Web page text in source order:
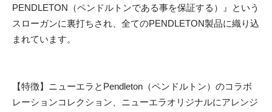
PENDLETON（ペンドルトンである事を保証する）』という
スローガンに裏打ちされ、全てのPENDLETON製品に織り込
まれています。
【特徴】ニューエラとPendleton（ペンドルトン）のコラボ
レーションコレクション、ニューエラオリジナルにアレンジ